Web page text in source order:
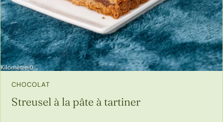
CHOCOLAT
Streusel à la pâte à tartiner